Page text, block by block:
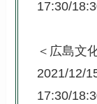
17:30/
＜広島文
2021/12/
17:30/